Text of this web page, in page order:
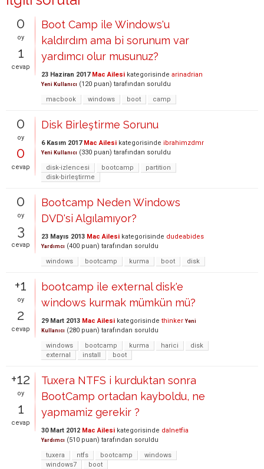
0
oy
1
cevap
Boot Camp ile Windows'u
kaldırdım ama bi sorunum var
yardımcı olur musunuz?
23 Haziran 2017 Mac Ailesi kategorisinde arinadrian
Yeni Kullanıcı (120 puan) tarafından soruldu
macbook
windows boot camp
0
oy
0
cevap
Disk Birleştirme Sorunu
6 Kasım 2017 Mac Ailesi kategorisinde ibrahimzdmr
Yeni Kullanıcı (330 puan) tarafından soruldu
disk-izlencesi
bootcamp
partition
disk-birleştirme
0
oy
3
cevap
Bootcamp Neden Windows
DVD'si Algılamıyor?
23 Mayıs 2013 Mac Ailesi kategorisinde dudeabides
Yardımcı (400 puan) tarafından soruldu
windows
bootcamp kurma boot disk
+1
oy
2
cevap
bootcamp ile external disk'e
windows kurmak mümkün mü?
29 Mart 2013 Mac Ailesi kategorisinde thinker Yeni
Kullanıcı (280 puan) tarafından soruldu
windows
bootcamp kurma harici
disk
external
install boot
+12
oy
1
cevap
Tuxera NTFS i kurduktan sonra
BootCamp ortadan kayboldu, ne
yapmamiz gerekir ?
30 Mart 2012 Mac Ailesi kategorisinde dalnetfia
Yardımcı (510 puan) tarafından soruldu
tuxera
ntfs bootcamp
windows
windows7
boot